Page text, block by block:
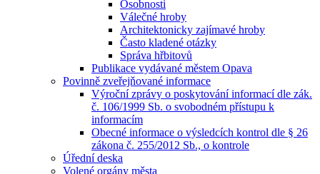
Osobnosti
Válečné hroby
Architektonicky zajímavé hroby
Často kladené otázky
Správa hřbitovů
Publikace vydávané městem Opava
Povinně zveřejňované informace
Výroční zprávy o poskytování informací dle zák.
č. 106/1999 Sb. o svobodném přístupu k
informacím
Obecné informace o výsledcích kontrol dle § 26
zákona č. 255/2012 Sb., o kontrole
Úřední deska
Volené orgány města